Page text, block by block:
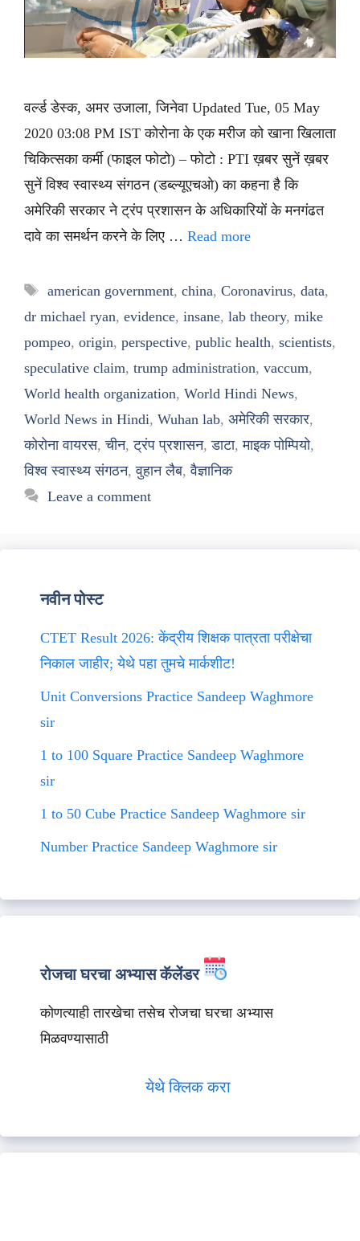
वर्ल्ड डेस्क, अमर उजाला, जिनेवा Updated Tue, 05 May
2020 03:08 PM IST कोरोना के एक मरीज को खाना खिलाता
चिकित्सका कर्मी (फाइल फोटो) – फोटो : PTI ख़बर सुनें ख़बर
सुनें विश्व स्वास्थ्य संगठन (डब्ल्यूएचओ) का कहना है कि
अमेरिकी सरकार ने ट्रंप प्रशासन के अधिकारियों के मनगंढत
दावे का समर्थन करने के लिए … Read more
Tags
american government, china, Coronavirus, data,
dr michael ryan, evidence, insane, lab theory, mike
pompeo, origin, perspective, public health, scientists,
speculative claim, trump administration, vaccum,
World health organization, World Hindi News,
World News in Hindi, Wuhan lab, अमेरिकी सरकार,
कोरोना वायरस,चीन,ट्रंप प्रशासन,डाटा,माइक पोम्पियो,
विश्व स्वास्थ्य संगठन,वुहान लैब,वैज्ञानिक
Leave a comment
नवीन पोस्ट
CTET Result 2026: केंद्रीय शिक्षक पात्रता परीक्षेचा
निकाल जाहीर; येथे पहा तुमचे मार्कशीट!
Unit Conversions Practice Sandeep Waghmore
sir
1 to 100 Square Practice Sandeep Waghmore
sir
1 to 50 Cube Practice Sandeep Waghmore sir
Number Practice Sandeep Waghmore sir
रोजचा घरचा अभ्यास कॅलेंडर
कोणत्याही तारखेचा तसेच रोजचा घरचा अभ्यास
मिळवण्यासाठी
येथे क्लिक करा